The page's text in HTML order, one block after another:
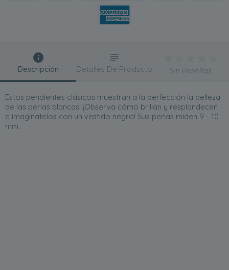
Descripción
Estos pendientes clásicos muestran a la perfección la belleza
de las perlas blancas. ¡Observa cómo brillan y resplandecen
e imagínatelos con un vestido negro! Sus perlas miden 9 - 10
mm.
Detalles De Producto Sin Reseñas